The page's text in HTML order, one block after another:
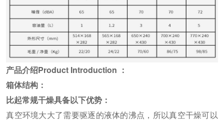
产品介绍Product Introduction ：
箱体结构：
比起常规干燥具备以下优势：
真空环境大大了需要驱逐的液体的沸点，所以真空干燥可以